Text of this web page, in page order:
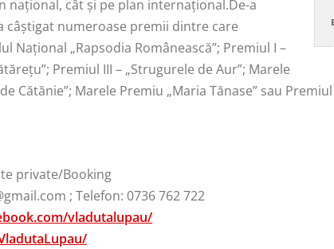
naţional, cât şi pe plan internaţional.De-a
câştigat numeroase premii dintre care
Național „Rapsodia Românească”; Premiul I –
Premiul III – „Strugurele de Aur”; Marele
Cătănie”; Marele Premiu „Maria Tănase” sau
private/Booking
; Telefon: 0736 762 722
vladutalupau/